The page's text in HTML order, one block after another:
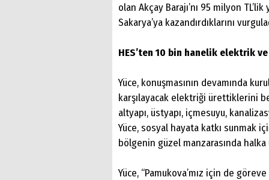
olan Akçay Barajı’nı 95 milyon
Sakarya’ya kazandırdıklarını
HES’ten 10 bin hanelik elektrik
Yüce, konuşmasının devamında
karşılayacak elektriği ürettiklerini
altyapı, üstyapı, içmesuyu,
Yüce, sosyal hayata katkı sunmak
bölgenin güzel manzarasında
Yüce, “Pamukova’mız için de